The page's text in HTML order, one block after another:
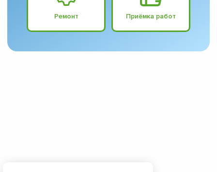
Ремонт Приёмка работ